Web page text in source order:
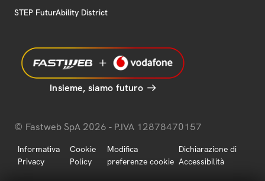
STEP FuturAbility District
Insieme, siamo futuro
© Fastweb SpA 2026 - P.IVA 12878470157
Informativa
Privacy
Cookie
Policy
Modifica
preferenze cookie
Dichiarazione di
Accessibilità